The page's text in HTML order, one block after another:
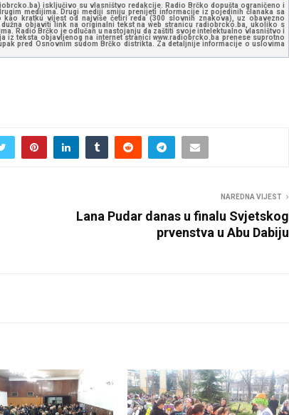
isključivo su vlasništvo redakcije. Radio Brčko dopušta ograničeno i
medijima. Drugi mediji smiju prenijeti informacije iz pojedinih članaka sa
kao kratku vijest od najviše četiri reda (300 slovnih znakova), uz obavezno
objaviti link na originalni tekst na web stranicu radiobrcko.ba, ukoliko s
Radio Brčko je odlučan u nastojanju da zaštiti svoje intelektualno vlasništvo i
teksta objavljenog na internet stranici www.radiobrcko.ba prenese suprotno
pred Osnovnim sudom Brčko distrikta. Za detaljnije informacije o uslovima
NAREDNA VIJEST
Lana Pudar danas u finalu Svjetskog
prvenstva u Abu Dabiju